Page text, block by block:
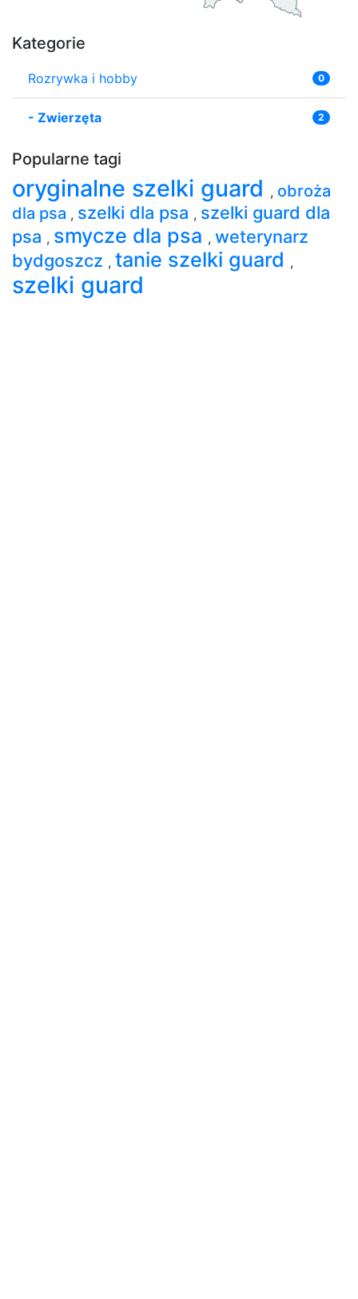
Kategorie
Rozrywka i hobby 0
- Zwierzęta 2
Popularne tagi
oryginalne szelki guard , obroża
dla psa , szelki dla psa , szelki guard dla
psa , smycze dla psa , weterynarz
bydgoszcz , tanie szelki guard ,
szelki guard